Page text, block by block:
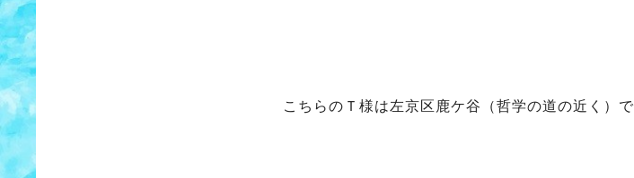
こちらのＴ様は左京区鹿ケ谷（哲学の道の近く）で